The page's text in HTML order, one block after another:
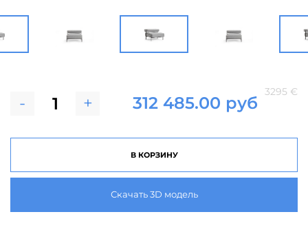
- + 312 485.00 руб
3295 €
В КОРЗИНУ
Скачать 3D модель